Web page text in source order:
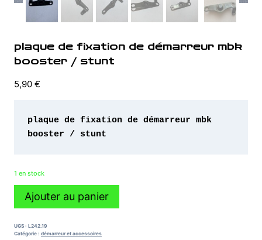
plaque de fixation de démarreur mbk
booster / stunt
5,90 €
plaque de fixation de démarreur mbk
booster / stunt
1 en stock
quantité
de
fixation
Ajouter au panier
UGS : L242.19
Catégorie : démarreur et accessoires